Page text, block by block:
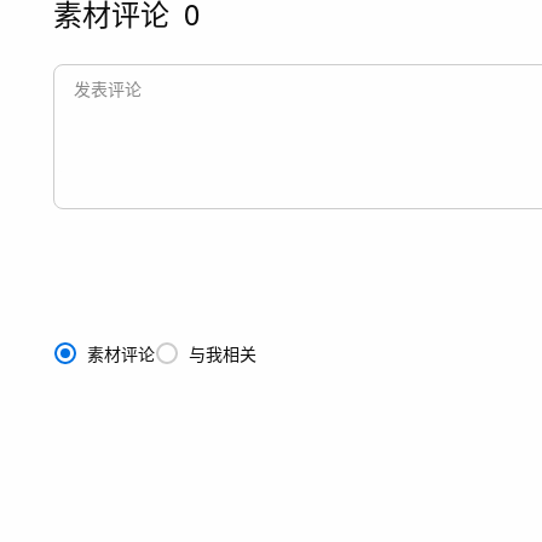
素材评论 0
素材评论 与我相关